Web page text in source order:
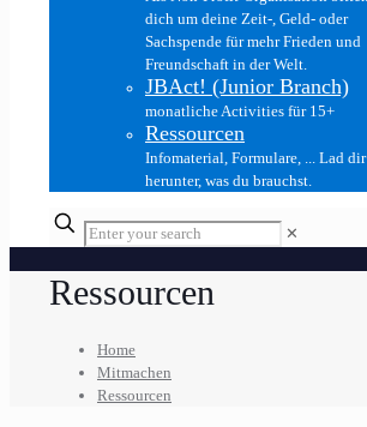
dich um deine Zeit-, Geld- oder
Sachspende für mehr Frieden und
Freundschaft in der Welt.
JBAct! (Junior Branch)
monatliche Activities für 15+
Ressourcen
Infomaterial, Formulare, ... Lad dir
herunter, was du brauchst.
✕
Ressourcen
Home
Mitmachen
Ressourcen